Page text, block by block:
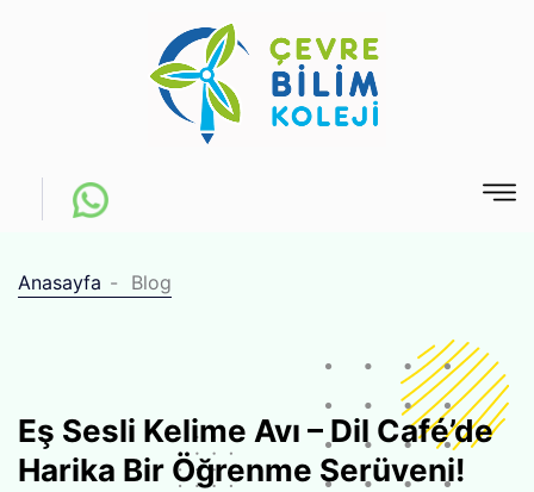
Anasayfa Blog
Eş Sesli Kelime Avı – Dil Café’de
Harika Bir Öğrenme Serüveni!